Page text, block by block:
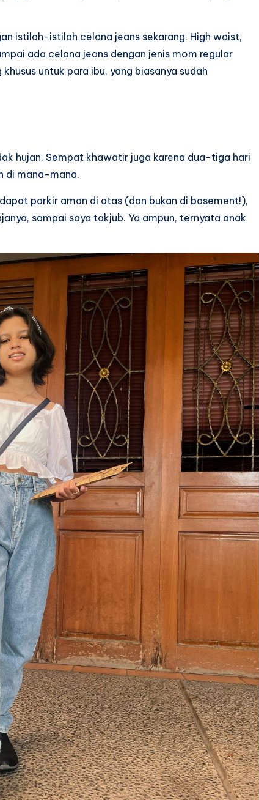
istilah-istilah celana jeans sekarang. High waist,
ada celana jeans dengan jenis mom regular
untuk para ibu, yang biasanya sudah
hujan. Sempat khawatir juga karena dua-tiga hari
di mana-mana.
parkir aman di atas (dan bukan di basement!),
sampai saya takjub. Ya ampun, ternyata anak